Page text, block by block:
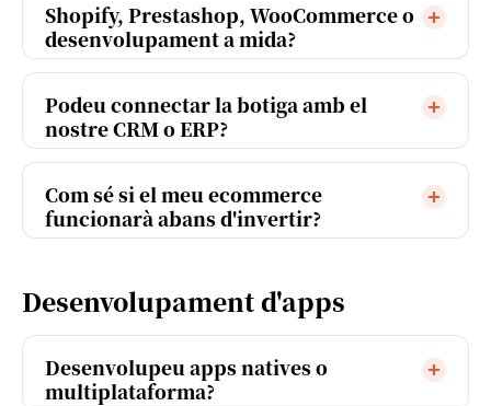
Shopify, Prestashop, WooCommerce o
desenvolupament a mida?
Podeu connectar la botiga amb el
nostre CRM o ERP?
Com sé si el meu ecommerce
funcionarà abans d'invertir?
Desenvolupament d'apps
Desenvolupeu apps natives o
multiplataforma?